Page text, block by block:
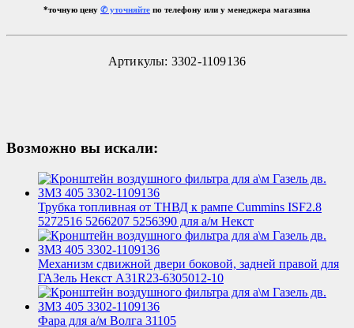
*точную цену ✆ уточняйте по телефону или у менеджера магазина
Артикулы: 3302-1109136
Возможно вы искали:
Трубка топливная от ТНВД к рампе Cummins ISF2.8
5272516 5266207 5256390 для а/м Некст
Механизм сдвижной двери боковой, задней правой для
ГАЗель Некст A31R23-6305012-10
Фара для а/м Волга 31105